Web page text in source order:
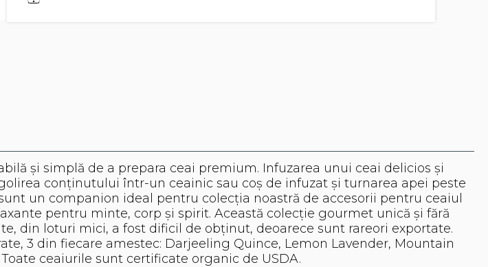
și simplă de a prepara ceai premium. Infuzarea unui ceai delicios și
conținutului într-un ceainic sau coș de infuzat și turnarea apei peste
un companion ideal pentru colecția noastră de accesorii pentru ceaiul
pentru minte, corp și spirit. Această colecție gourmet unică și fără
din loturi mici, a fost dificil de obținut, deoarece sunt rareori exportate.
3 din fiecare amestec: Darjeeling Quince, Lemon Lavender, Mountain
ceaiurile sunt certificate organic de USDA.